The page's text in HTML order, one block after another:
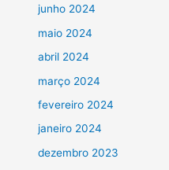
junho 2024
maio 2024
abril 2024
março 2024
fevereiro 2024
janeiro 2024
dezembro 2023